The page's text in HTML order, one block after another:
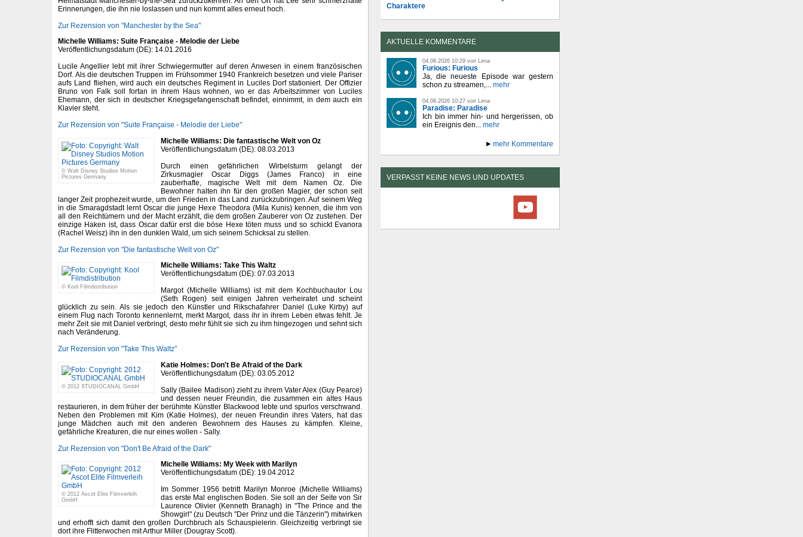
Erinnerungen, die ihn nie loslassen und nun kommt alles erneut hoch.
Zur Rezension von "Manchester by the Sea"
Michelle Williams: Suite Française - Melodie der Liebe
Veröffentlichungsdatum (DE): 14.01.2016
Lucile Angellier lebt mit ihrer Schwiegermutter auf deren Anwesen in einem französischen
Dorf. Als die deutschen Truppen im Frühsommer 1940 Frankreich besetzen und viele Pariser
aufs Land fliehen, wird auch ein deutsches Regiment in Luciles Dorf stationiert. Der Offizier
Bruno von Falk soll fortan in ihrem Haus wohnen, wo er das Arbeitszimmer von Luciles
Ehemann, der sich in deutscher Kriegsgefangenschaft befindet, einnimmt, in dem auch ein
Klavier steht.
Zur Rezension von "Suite Française - Melodie der Liebe"
© Walt Disney Studios Motion
Pictures Germany
Michelle Williams: Die fantastische Welt von Oz
Veröffentlichungsdatum (DE): 08.03.2013
Durch einen gefährlichen Wirbelsturm gelangt der
Zirkusmagier Oscar Diggs (James Franco) in eine
zauberhafte, magische Welt mit dem Namen Oz. Die
Bewohner halten ihn für den großen Magier, der schon seit
langer Zeit prophezeit wurde, um den Frieden in das Land zurückzubringen. Auf seinem Weg
in die Smaragdstadt lernt Oscar die junge Hexe Theodora (Mila Kunis) kennen, die ihm von
all den Reichtümern und der Macht erzählt, die dem großen Zauberer von Oz zustehen. Der
einzige Haken ist, dass Oscar dafür erst die böse Hexe töten muss und so schickt Evanora
(Rachel Weisz) ihn in den dunklen Wald, um sich seinem Schicksal zu stellen.
Zur Rezension von "Die fantastische Welt von Oz"
© Kool Filmdistribution
Michelle Williams: Take This Waltz
Veröffentlichungsdatum (DE): 07.03.2013
Margot (Michelle Williams) ist mit dem Kochbuchautor Lou
(Seth Rogen) seit einigen Jahren verheiratet und scheint
glücklich zu sein. Als sie jedoch den Künstler und Rikschafahrer Daniel (Luke Kirby) auf
einem Flug nach Toronto kennenlernt, merkt Margot, dass ihr in ihrem Leben etwas fehlt. Je
mehr Zeit sie mit Daniel verbringt, desto mehr fühlt sie sich zu ihm hingezogen und sehnt sich
nach Veränderung.
Zur Rezension von "Take This Waltz"
© 2012 STUDIOCANAL GmbH
Katie Holmes: Don't Be Afraid of the Dark
Veröffentlichungsdatum (DE): 03.05.2012
Sally (Bailee Madison) zieht zu ihrem Vater Alex (Guy Pearce)
und dessen neuer Freundin, die zusammen ein altes Haus
restaurieren, in dem früher der berühmte Künstler Blackwood lebte und spurlos verschwand.
Neben den Problemen mit Kim (Katie Holmes), der neuen Freundin ihres Vaters, hat das
junge Mädchen auch mit den anderen Bewohnern des Hauses zu kämpfen. Kleine,
gefährliche Kreaturen, die nur eines wollen - Sally.
Zur Rezension von "Don't Be Afraid of the Dark"
© 2012 Ascot Elite Filmverleih
GmbH
Michelle Williams: My Week with Marilyn
Veröffentlichungsdatum (DE): 19.04.2012
Im Sommer 1956 betritt Marilyn Monroe (Michelle Williams)
das erste Mal englischen Boden. Sie soll an der Seite von Sir
Laurence Olivier (Kenneth Branagh) in "The Prince and the
Showgirl" (zu Deutsch "Der Prinz und die Tänzerin") mitwirken
und erhofft sich damit den großen Durchbruch als Schauspielerin. Gleichzeitig verbringt sie
dort ihre Flitterwochen mit Arthur Miller (Dougray Scott).
Charaktere
AKTUELLE KOMMENTARE
04.08.2026 10:29 von Lena
Furious: Furious
Ja, die neueste Episode war gestern
schon zu streamen,... mehr
04.08.2026 10:27 von Lena
Paradise: Paradise
Ich bin immer hin- und hergerissen, ob
ein Ereignis den... mehr
mehr Kommentare
VERPASST KEINE NEWS UND UPDATES